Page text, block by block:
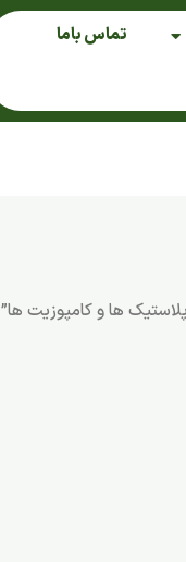
تماس باما
ها و کامپوزیت ها”